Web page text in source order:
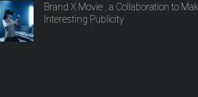
Brand X Movie , a Collaboration to
Interesting Publicity